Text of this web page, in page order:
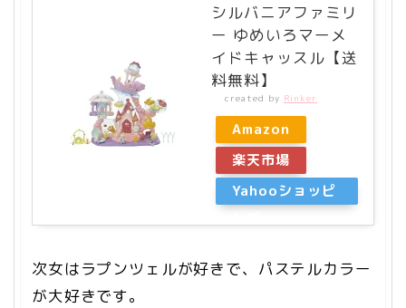
シルバニアファミリ
ー ゆめいろマーメ
イドキャッスル【送
料無料】
created by Rinker
Amazon
楽天市場
Yahooショッピ
次女はラプンツェルが好きで、パステルカラー
が大好きです。